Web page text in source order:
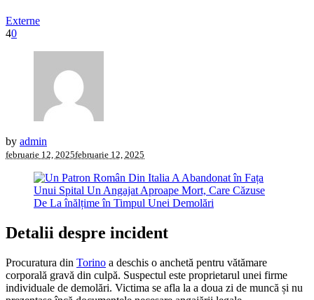
Externe
40
by admin
februarie 12, 2025februarie 12, 2025
Detalii despre incident
Procuratura din Torino a deschis o anchetă pentru vătămare
corporală gravă din culpă. Suspectul este proprietarul unei firme
individuale de demolări. Victima se afla la a doua zi de muncă și nu